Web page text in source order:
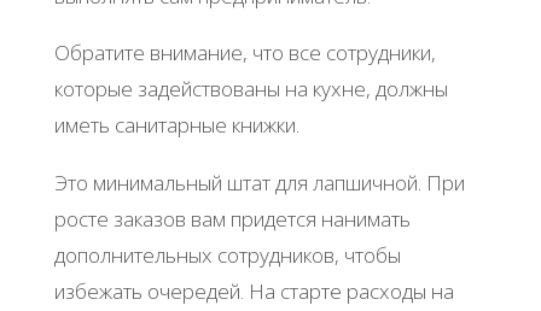
Обратите внимание, что все сотрудники,
которые задействованы на кухне, должны
иметь санитарные книжки.
Это минимальный штат для лапшичной. При
росте заказов вам придется нанимать
дополнительных сотрудников, чтобы
избежать очередей. На старте расходы на